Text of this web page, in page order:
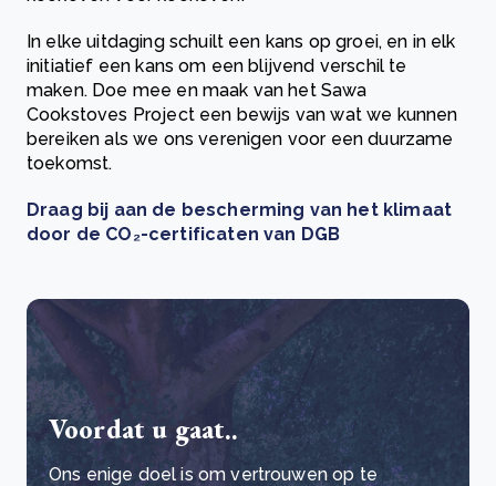
In elke uitdaging schuilt een kans op groei, en in elk
initiatief een kans om een blijvend verschil te
maken. Doe mee en maak van het Sawa
Cookstoves Project een bewijs van wat we kunnen
bereiken als we ons verenigen voor een duurzame
toekomst.
Draag bij aan de bescherming van het klimaat
door de CO₂-certificaten van DGB
Voordat u gaat..
Ons enige doel is om vertrouwen op te